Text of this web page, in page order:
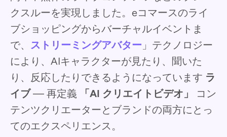
クスルーを実現しました。eコマースのライ
ブショッピングからバーチャルイベントま
で、 ストリーミングアバター 」テクノロジー
により、AIキャラクターが見たり、聞いた
り、反応したりできるようになっています ラ
イブ— 再定義 「AI クリエイトビデオ」
コン
テンツクリエーターとブランドの両方にとっ
てのエクスペリエンス。